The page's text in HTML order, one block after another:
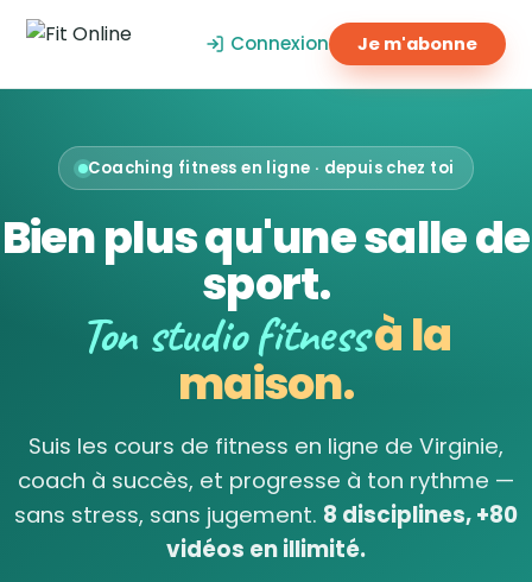
Connexion Je m'abonne
Coaching fitness en ligne · depuis chez toi
Bien plus qu'une salle de
sport.
Ton studio fitnessà la
maison.
Suis les cours de fitness en ligne de Virginie,
coach à succès, et progresse à ton rythme —
sans stress, sans jugement. 8 disciplines, +80
vidéos en illimité.